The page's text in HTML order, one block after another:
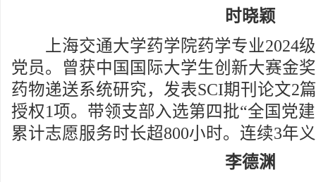
时晓颖
上海交通大学药学院药学专业2024级
党员。曾获中国国际大学生创新大赛金
药物递送系统研究，发表SCI期刊论文2
授权1项。带领支部入选第四批“全国党
累计志愿服务时长超800小时。连续3年
李德渊